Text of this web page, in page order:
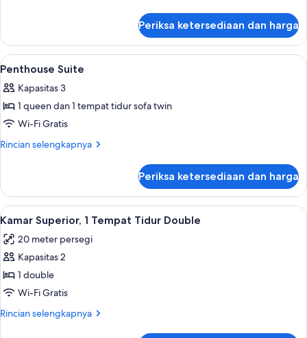
Executive
Studio
City
Periksa ketersediaan dan harga
Lihat
semua
foto
untuk
Penthouse
Suite
Seprai katun Mesir, seprai premium,
10
Penthouse Suite
Kapasitas 3
1 queen dan 1 tempat tidur sofa twin
Wi-Fi Gratis
Rincian selengkapnya
Rincian
Penthouse
Suite
Periksa ketersediaan dan harga
Lihat
semua
foto
untuk
Kamar
Superior,
1
Seprai katun Mesir, seprai premium,
5
Kamar Superior, 1 Tempat Tidur Double
20 meter persegi
Kapasitas 2
1 double
Wi-Fi Gratis
Rincian selengkapnya
Rincian